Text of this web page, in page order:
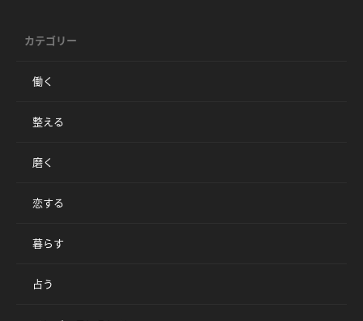
カテゴリー
働く
整える
磨く
恋する
暮らす
占う